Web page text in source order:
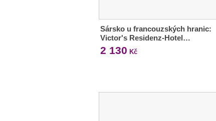
Sársko u francouzských hranic:
Victor's Residenz-Hotel…
2 130 Kč